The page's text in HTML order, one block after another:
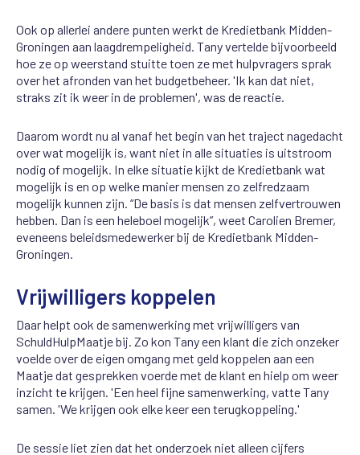
Ook op allerlei andere punten werkt de Kredietbank Midden-
Groningen aan laagdrempeligheid. Tany vertelde bijvoorbeeld
hoe ze op weerstand stuitte toen ze met hulpvragers sprak
over het afronden van het budgetbeheer. 'Ik kan dat niet,
straks zit ik weer in de problemen', was de reactie.
Daarom wordt nu al vanaf het begin van het traject nagedacht
over wat mogelijk is, want niet in alle situaties is uitstroom
nodig of mogelijk. In elke situatie kijkt de Kredietbank wat
mogelijk is en op welke manier mensen zo zelfredzaam
mogelijk kunnen zijn. “De basis is dat mensen zelfvertrouwen
hebben. Dan is een heleboel mogelijk”, weet Carolien Bremer,
eveneens beleidsmedewerker bij de Kredietbank Midden-
Groningen.
Vrijwilligers koppelen
Daar helpt ook de samenwerking met vrijwilligers van
SchuldHulpMaatje bij. Zo kon Tany een klant die zich onzeker
voelde over de eigen omgang met geld koppelen aan een
Maatje dat gesprekken voerde met de klant en hielp om weer
inzicht te krijgen. 'Een heel fijne samenwerking, vatte Tany
samen. 'We krijgen ook elke keer een terugkoppeling.'
De sessie liet zien dat het onderzoek niet alleen cijfers